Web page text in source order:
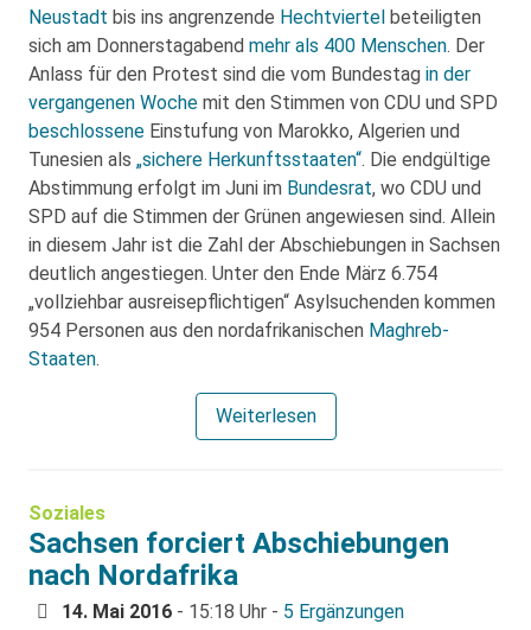
Neustadt bis ins angrenzende Hechtviertel beteiligten
sich am Donnerstagabend mehr als 400 Menschen. Der
Anlass für den Protest sind die vom Bundestag in der
vergangenen Woche mit den Stimmen von CDU und SPD
beschlossene Einstufung von Marokko, Algerien und
Tunesien als „sichere Herkunftsstaaten“. Die endgültige
Abstimmung erfolgt im Juni im Bundesrat, wo CDU und
SPD auf die Stimmen der Grünen angewiesen sind. Allein
in diesem Jahr ist die Zahl der Abschiebungen in Sachsen
deutlich angestiegen. Unter den Ende März 6.754
„vollziehbar ausreisepflichtigen“ Asylsuchenden kommen
954 Personen aus den nordafrikanischen Maghreb-
Staaten.
Weiterlesen
Soziales
Sachsen forciert Abschiebungen
nach Nordafrika
14. Mai 2016 - 15:18 Uhr - 5 Ergänzungen